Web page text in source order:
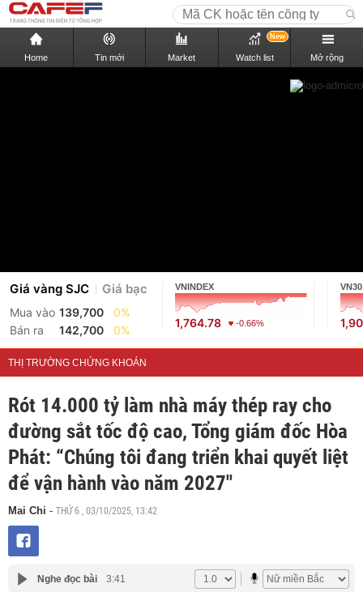
Home Tin mới Market Watch list
New
Mở rộng
Giá vàng SJC Giá bạc
Mua vào 139,700
0%
Bán ra
142,700 0%
VNINDEX
1,764.78 -0.66%
VN30
THỊ TRƯỜNG CHỨNG KHOÁN
Rót 14.000 tỷ làm nhà máy thép ray cho
đường sắt tốc độ cao, Tổng giám đốc Hòa
Phát: “Chúng tôi đang triển khai quyết liệt
để vận hành vào năm 2027"
Mai Chi - THỨ 6 , 03/10/2025, 13:42
Nghe đọc bài 3:41